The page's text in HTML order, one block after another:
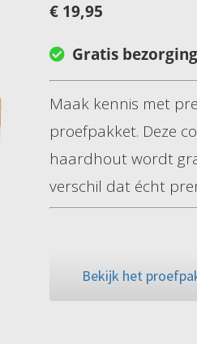
€ 19,95
Gratis bezorging
Maak kennis met
proefpakket. Deze
haardhout wordt
verschil dat écht
Bekijk het